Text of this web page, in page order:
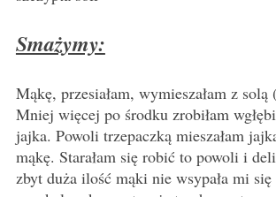
Smażymy:
Mąkę, przesiałam, wymieszałam z
Mniej więcej po środku zrobiłam
jajka. Powoli trzepaczką mieszałam
mąkę. Starałam się robić to powoli i
zbyt duża ilość mąki nie wsypała mi